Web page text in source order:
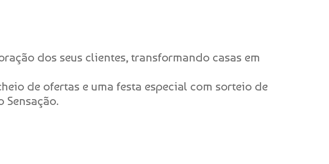
dos seus clientes, transformando casas em
de ofertas e uma festa especial com sorteio de